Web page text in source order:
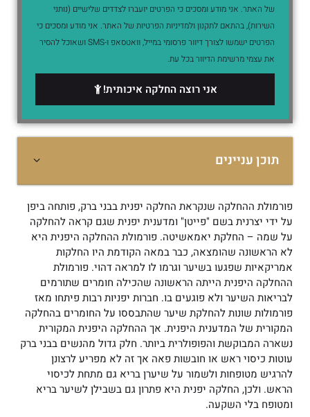
של האתר. אני מודע ומסכים כי הפרטים יועברו לצדדים שלישיים (נותני
השירות), בהתאם לתקנון ולמדיניות הפרטיות של האתר. אני מודע ומסכים כי
הפרטים ישמשו לצורך דיוור פרסומי במייל, וואטסאפ ו-SMS ושאוכל להסיר
את עצמי מרשימת הדיוור בכל עת.
אני רוצה החלקה איכותית!
תוכן עניינים
פורמולת ההחלקה שנקראת החלקה יפנית בבני ברק, פותחה ביפן
על ידי יצרנית בשם "פייטן" ומדענית יפנית שגם קראה להחלקה
על שמה – החלקת יאמאשיטה. פורמולת ההחלקה היפנית היא
לא הראשונה שהומצאה, כבר במאה הקודמת היו החלקות
אמריקאיות שפגעו בשיער וגרמו לו למראה דהוי. פורמולת
ההחלקה היפנית הייתה הראשונה שהכילה חומרים שתורמים
לבריאות השיער ולא פוגעים בו. חברות יפניות רבות פיתחו מאז
פורמולות שונות להחלקת שיער שהתבססו על החומרים בהחלקה
המקורית של המדענית היפנית. אך ההחלקה היפנית המקורית
נשארה המבוקשת והפופולרית ביותר. חלק גדול מהנשים בבני ברק
עוטות כיסוי ראש או חובשות פאה אך זה לא מפריע לרצונן
להרגיש מטופחות ולשמור על שיערן בריא גם מתחת לכיסוי
הראש. ולכן, החלקה יפנית היא פתרון גם בשבילן לשיער בריא
ומטופח בלי השקעה.